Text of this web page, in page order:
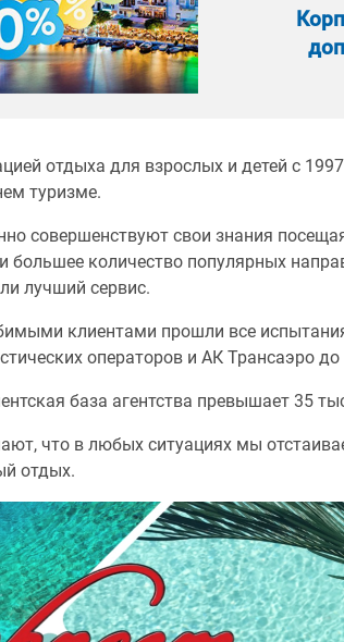
отдыха для взрослых и детей с
туризме.
совершенствуют свои знания
большее количество популярных
лучший сервис.
клиентами прошли все
операторов и АК Трансаэро
база агентства превышает 35
что в любых ситуациях мы
отдых.